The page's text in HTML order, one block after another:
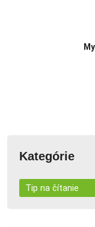
Kategórie
Tip na čítanie